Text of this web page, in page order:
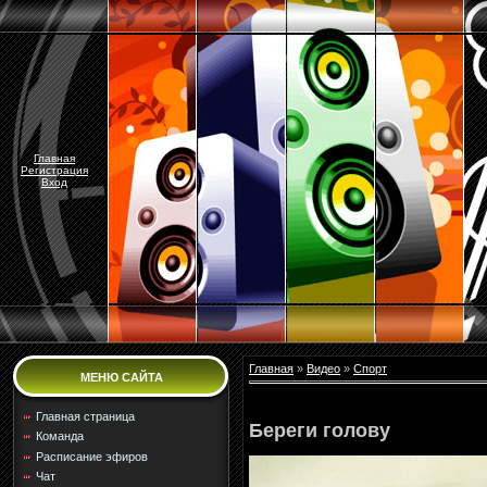
Главная
Регистрация
Вход
МЕНЮ САЙТА
Главная страница
Команда
Расписание эфиров
Чат
Главная » Видео » Спорт
Береги голову